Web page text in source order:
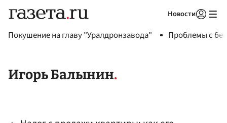
Новости
Покушение на главу "Уралдронзавода" Проблемы с
Игорь Балынин